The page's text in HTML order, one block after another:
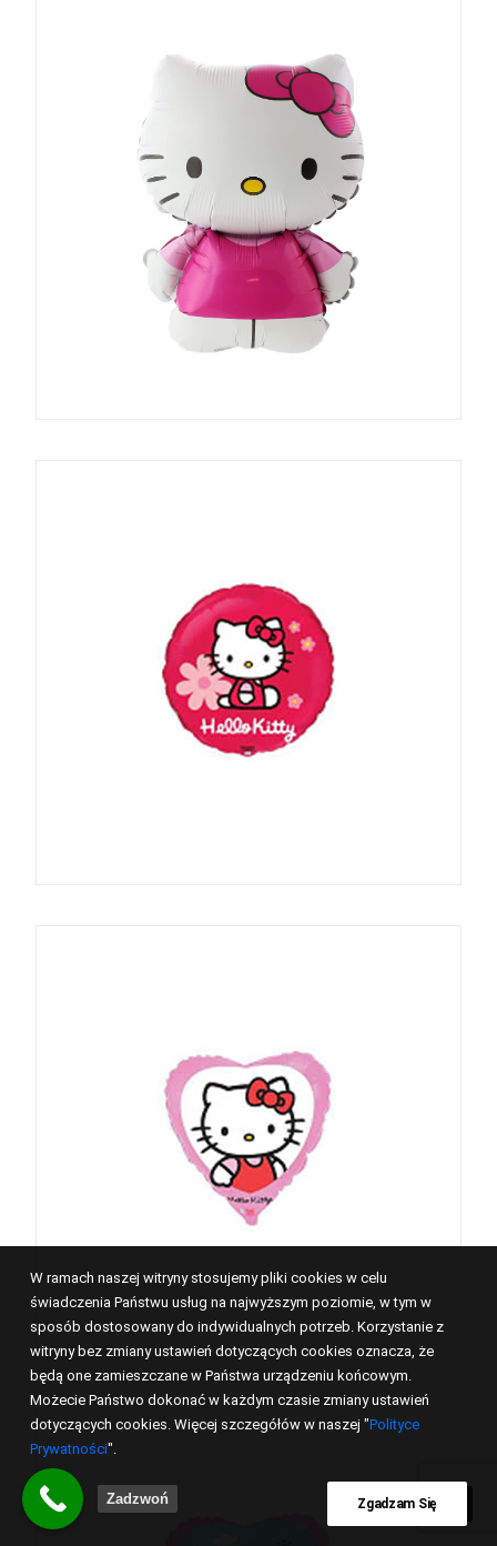
W ramach naszej witryny stosujemy pliki cookies w celu
świadczenia Państwu usług na najwyższym poziomie, w tym w
sposób dostosowany do indywidualnych potrzeb. Korzystanie z
witryny bez zmiany ustawień dotyczących cookies oznacza, że
będą one zamieszczane w Państwa urządzeniu końcowym.
Możecie Państwo dokonać w każdym czasie zmiany ustawień
dotyczących cookies. Więcej szczegółów w naszej "Polityce
Prywatności".
Zgadzam Się
Zadzwoń